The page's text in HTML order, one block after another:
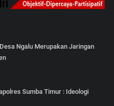
Ngalu Merupakan Jaringan
Sumba Timur : Ideologi